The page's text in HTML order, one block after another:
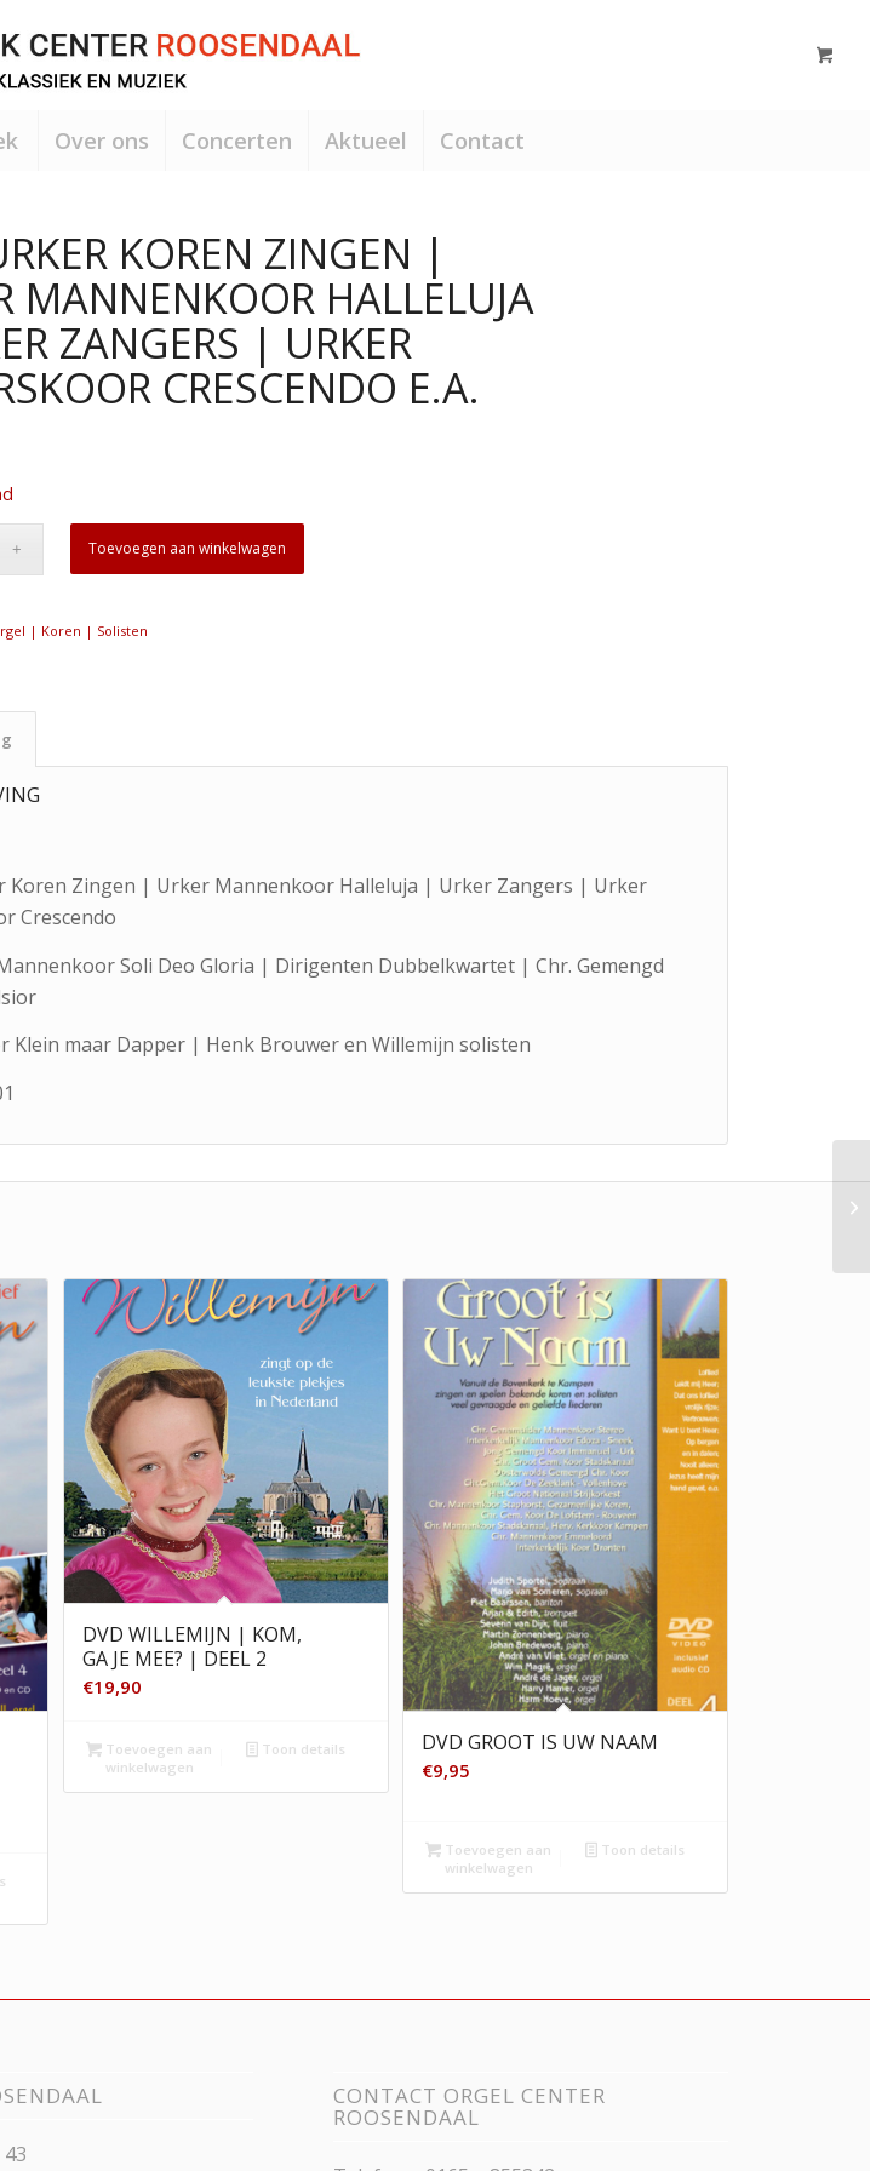
Over ons Concerten Aktueel Contact
KOREN ZINGEN |
MANNENKOOR HALLELUJA
ZANGERS | URKER
CRESCENDO E.A.
Toevoegen aan winkelwagen
| Koren | Solisten
Koren Zingen | Urker Mannenkoor Halleluja | Urker Zangers | Urker
Crescendo
Soli Deo Gloria | Dirigenten Dubbelkwartet | Chr. Gemengd
Klein maar Dapper | Henk Brouwer en Willemijn solisten
DVD WILLEMIJN | KOM,
GA JE MEE? | DEEL 2
€19,90
Toevoegen aan
winkelwagen
Toon details DVD GROOT IS UW NAAM
€9,95
Toevoegen aan
winkelwagen
Toon details
CONTACT ORGEL CENTER
ROOSENDAAL